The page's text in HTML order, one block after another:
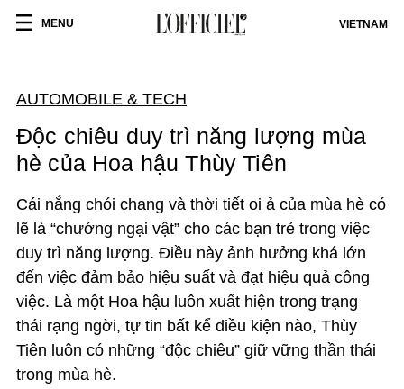
MENU VIETNAM
AUTOMOBILE & TECH
Độc chiêu duy trì năng lượng mùa
hè của Hoa hậu Thùy Tiên
Cái nắng chói chang và thời tiết oi ả của mùa hè có
lẽ là “chướng ngại vật” cho các bạn trẻ trong việc
duy trì năng lượng. Điều này ảnh hưởng khá lớn
đến việc đảm bảo hiệu suất và đạt hiệu quả công
việc. Là một Hoa hậu luôn xuất hiện trong trạng
thái rạng ngời, tự tin bất kể điều kiện nào, Thùy
Tiên luôn có những “độc chiêu” giữ vững thần thái
trong mùa hè.